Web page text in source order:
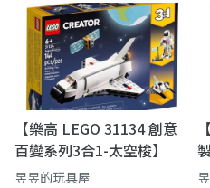
【樂高 LEGO 31134 創意
百變系列3合1-太空梭】
昱昱的玩具屋